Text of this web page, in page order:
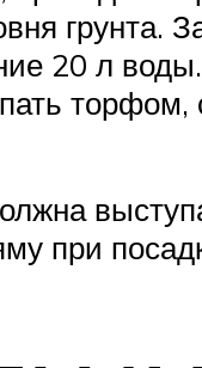
грунта.
20 л
при